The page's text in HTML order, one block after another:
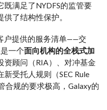
既满足了NYDFS的监管要
了结构性保护。
户提供的服务清单——交
一个面向机构的全栈式加
资顾问（RIA）、对冲基金
受托人规则（SEC Rule
合规的要求极高，Galaxy的